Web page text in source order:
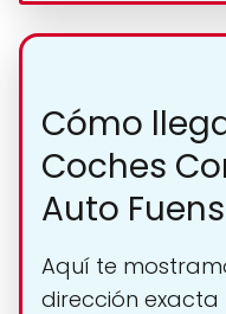
Cómo
Coches
Auto
Aquí te
dirección exacta